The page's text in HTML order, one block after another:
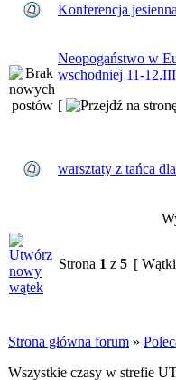
Konferencja
Neopogaństwo w
wschodniej 11-
[
warsztaty z tańca
Strona 1 z 5 [
Strona główna forum »
Wszystkie czasy w strefie